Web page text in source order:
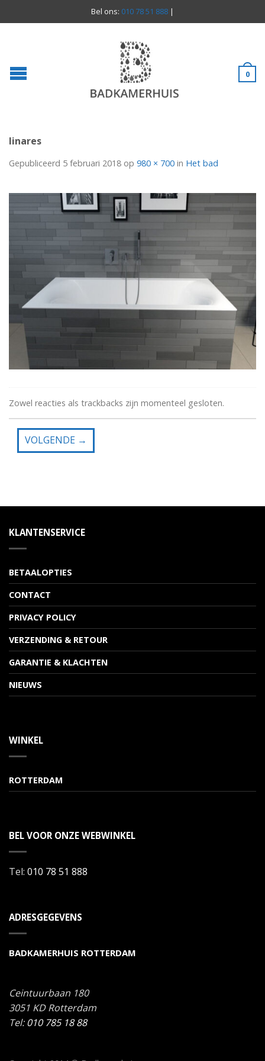
Bel ons: 010 78 51 888 |
0
linares
Gepubliceerd 5 februari 2018 op 980 × 700 in Het bad
Zowel reacties als trackbacks zijn momenteel gesloten.
VOLGENDE →
KLANTENSERVICE
BETAALOPTIES
CONTACT
PRIVACY POLICY
VERZENDING & RETOUR
GARANTIE & KLACHTEN
NIEUWS
WINKEL
ROTTERDAM
BEL VOOR ONZE WEBWINKEL
Tel: 010 78 51 888
ADRESGEGEVENS
BADKAMERHUIS ROTTERDAM
Ceintuurbaan 180
3051 KD Rotterdam
Tel:010 785 18 88